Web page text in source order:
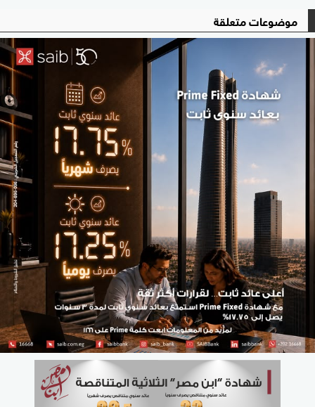
موضوعات متعلقة